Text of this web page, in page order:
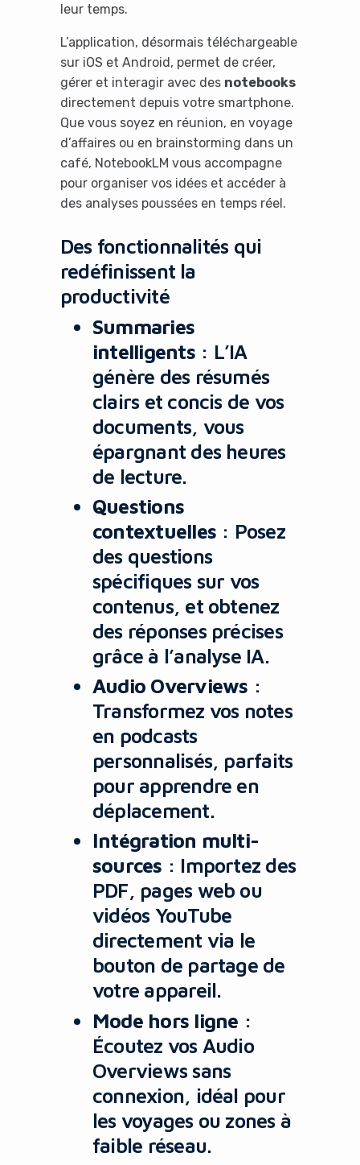
leur temps.
L’application, désormais téléchargeable
sur iOS et Android, permet de créer,
gérer et interagir avec des notebooks
directement depuis votre smartphone.
Que vous soyez en réunion, en voyage
d’affaires ou en brainstorming dans un
café, NotebookLM vous accompagne
pour organiser vos idées et accéder à
des analyses poussées en temps réel.
Des fonctionnalités qui
redéfinissent la
productivité
Summaries
intelligents: L’IA
génère des résumés
clairs et concis de vos
documents, vous
épargnant des heures
de lecture.
Questions
contextuelles : Posez
des questions
spécifiques sur vos
contenus, et obtenez
des réponses précises
grâce à l’analyse IA.
Audio Overviews :
Transformez vos notes
en podcasts
personnalisés, parfaits
pour apprendre en
déplacement.
Intégration multi-
sources : Importez des
PDF, pages web ou
vidéos YouTube
directement via le
bouton de partage de
votre appareil.
Mode hors ligne :
Écoutez vos Audio
Overviews sans
connexion, idéal pour
les voyages ou zones à
faible réseau.